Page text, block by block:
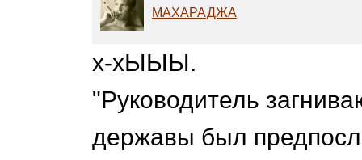
МАХАРАДЖА
х-хЫЫЫ.
"Руководитель
державы был